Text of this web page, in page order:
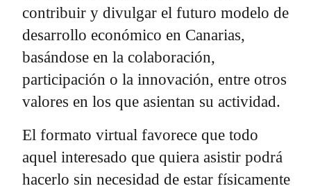
contribuir y divulgar el futuro modelo de
desarrollo económico en Canarias,
basándose en la colaboración,
participación o la innovación, entre otros
valores en los que asientan su actividad.
El formato virtual favorece que todo
aquel interesado que quiera asistir podrá
hacerlo sin necesidad de estar físicamente